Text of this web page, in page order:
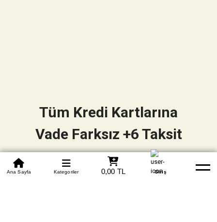
0850 305 09 70
Beden Tablosu Banka Hesapları Whatsapp Yardım
Ana Sayfa Kategoriler 0,00 TL Giriş
Tüm Kredi Kartlarına
Vade Farksız +6 Taksit